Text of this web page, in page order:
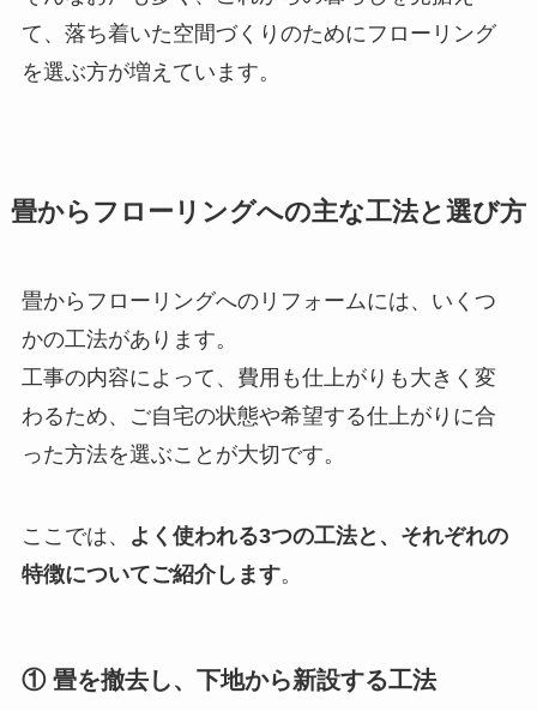
て、落ち着いた空間づくりのためにフローリング
を選ぶ方が増えています。
畳からフローリングへの主な工法と選び方
畳からフローリングへのリフォームには、いくつ
かの工法があります。
工事の内容によって、費用も仕上がりも大きく変
わるため、ご自宅の状態や希望する仕上がりに合
った方法を選ぶことが大切です。
ここでは、
よく使われる3つの工法と、それぞれの
特徴についてご紹介します。
① 畳を撤去し、下地から新設する工法